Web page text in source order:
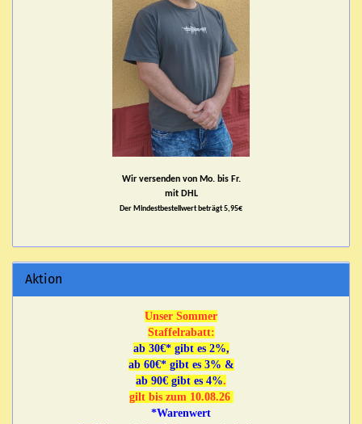
Wir versenden von Mo. bis Fr.
mit DHL
Der Mindestbestellwert beträgt 5,95€
Aktion
Unser Sommer
Staffelrabatt:
ab 30€* gibt es 2%,
ab 60€* gibt es 3% &
ab 90€ gibt es 4%.
gilt bis zum 10.08.26
*Warenwert